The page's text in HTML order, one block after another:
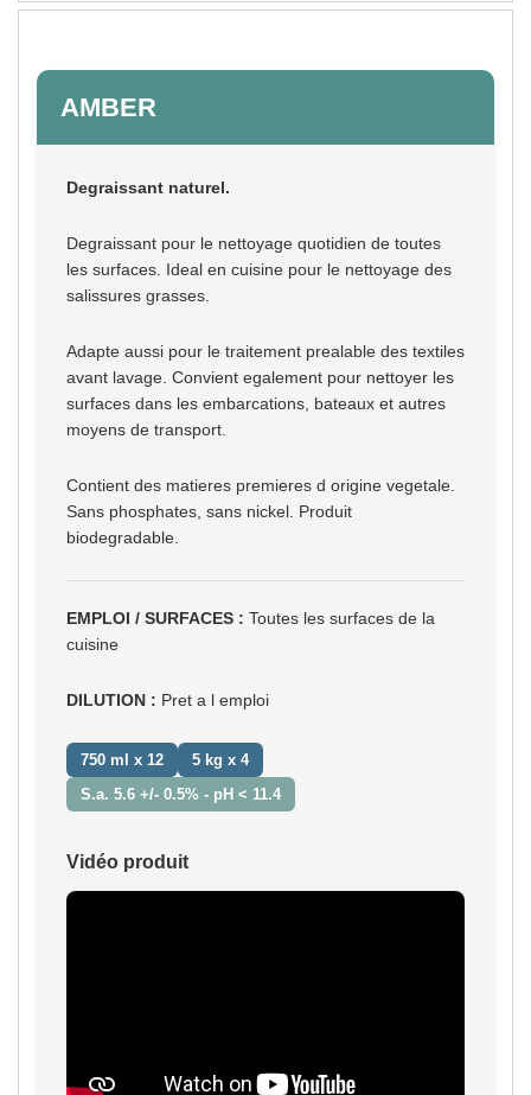
AMBER
Degraissant naturel.
Degraissant pour le nettoyage quotidien de toutes
les surfaces. Ideal en cuisine pour le nettoyage des
salissures grasses.
Adapte aussi pour le traitement prealable des textiles
avant lavage. Convient egalement pour nettoyer les
surfaces dans les embarcations, bateaux et autres
moyens de transport.
Contient des matieres premieres d origine vegetale.
Sans phosphates, sans nickel. Produit
biodegradable.
EMPLOI / SURFACES : Toutes les surfaces de la
cuisine
DILUTION : Pret a l emploi
750 ml x 12
5 kg x 4
S.a. 5.6 +/- 0.5% - pH < 11.4
Vidéo produit